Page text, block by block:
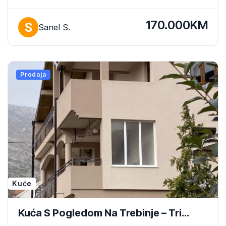
Sanel S. 170.000KM
Prodaja
Kuće
Kuća S Pogledom Na Trebinje – Tri